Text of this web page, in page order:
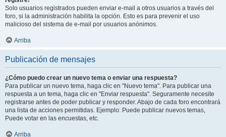
Solo usuarios registrados pueden enviar e-mail a otros usuarios a través del
foro, si la administración habilita la opción. Esto es para prevenir el uso
malicioso del sistema de e-mail por usuarios anónimos.
Arriba
Publicación de mensajes
¿Cómo puedo crear un nuevo tema o enviar una respuesta?
Para publicar un nuevo tema, haga clic en "Nuevo tema". Para publicar una
respuesta a un tema, haga clic en "Enviar respuesta". Seguramente necesite
registrarse antes de poder publicar y responder. Abajo de cada foro encontrará
una lista de acciones permitidas. Ejemplo: Puede publicar nuevos temas,
Puede votar en las encuestas, etc.
Arriba